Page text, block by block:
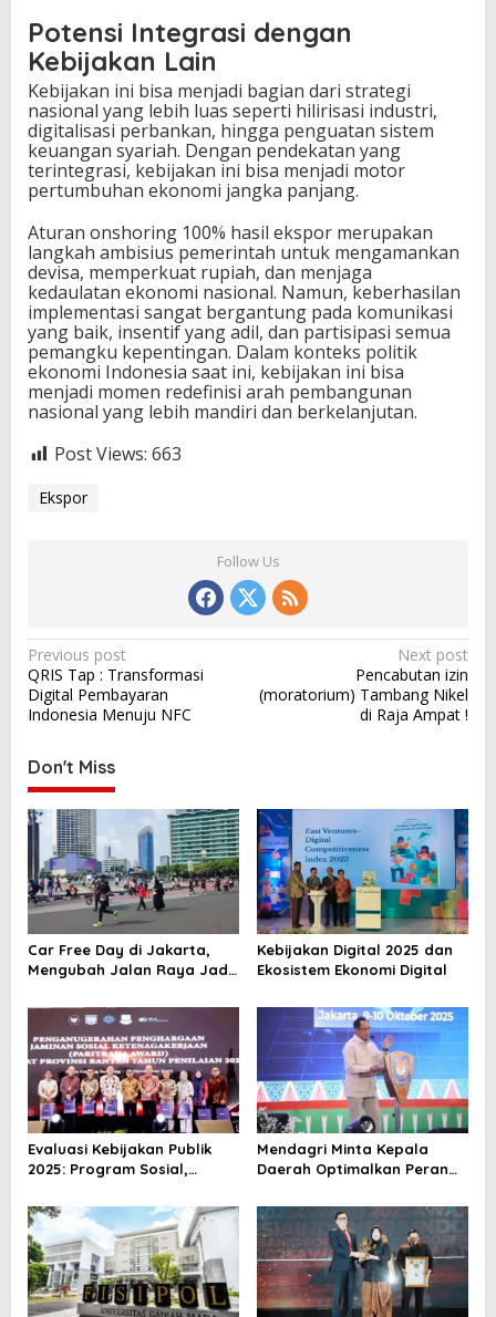
Potensi Integrasi dengan
Kebijakan Lain
Kebijakan ini bisa menjadi bagian dari strategi
nasional yang lebih luas seperti hilirisasi industri,
digitalisasi perbankan, hingga penguatan sistem
keuangan syariah. Dengan pendekatan yang
terintegrasi, kebijakan ini bisa menjadi motor
pertumbuhan ekonomi jangka panjang.
Aturan onshoring 100% hasil ekspor merupakan
langkah ambisius pemerintah untuk mengamankan
devisa, memperkuat rupiah, dan menjaga
kedaulatan ekonomi nasional. Namun, keberhasilan
implementasi sangat bergantung pada komunikasi
yang baik, insentif yang adil, dan partisipasi semua
pemangku kepentingan. Dalam konteks politik
ekonomi Indonesia saat ini, kebijakan ini bisa
menjadi momen redefinisi arah pembangunan
nasional yang lebih mandiri dan berkelanjutan.
Post Views: 663
Ekspor
Follow Us
P
o
s
t
n
a
i
g
a
t
i
o
n
Previous post
QRIS Tap : Transformasi
Digital Pembayaran
Indonesia Menuju NFC
Next post
Pencabutan izin
(moratorium) Tambang Nikel
di Raja Ampat !
Don't Miss
Car Free Day di Jakarta,
Mengubah Jalan Raya Jadi
Kebijakan Digital 2025 dan
Ekosistem Ekonomi Digital
Evaluasi Kebijakan Publik
2025: Program Sosial,
Pembangunan
Mendagri Minta Kepala
Daerah Optimalkan Peran
Pemerintahan